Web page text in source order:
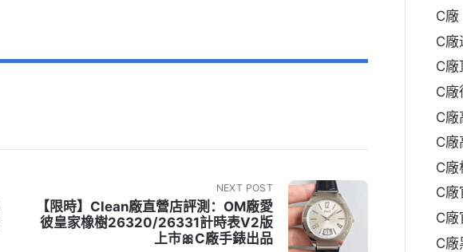
NEXT POST
【限時】Clean廠直營店評測：OM廠愛
彼皇家橡樹26320/26331計時表V2版
上市🎀C廠手錶出品
C廠
C廠
C廠
C廠
C廠
C廠
C廠
C廠
C廠
C廠